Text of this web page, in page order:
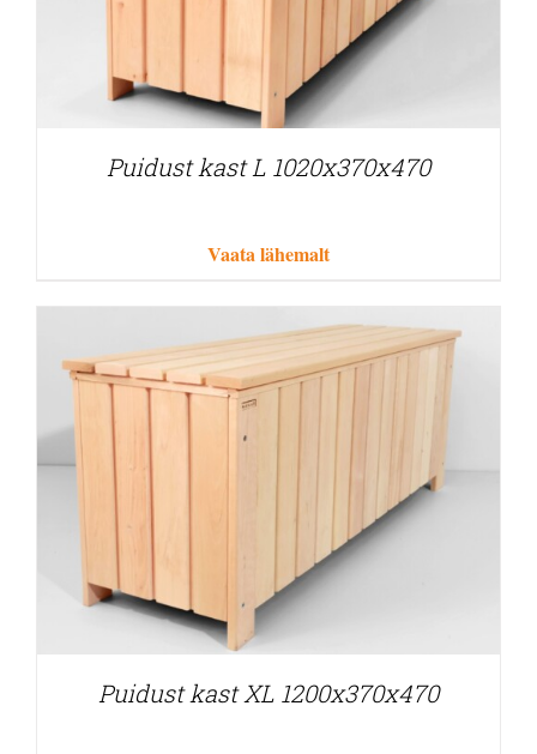
Puidust kast L 1020x370x470
Vaata lähemalt
Puidust kast XL 1200x370x470